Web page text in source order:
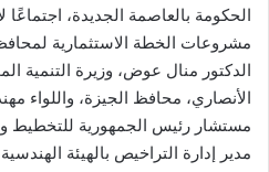
الحكومة بالعاصمة الجديدة،
مشروعات الخطة الاستثمارية
الدكتور منال عوض، وزيرة التنمية
الأنصاري، محافظ الجيزة،
مستشار رئيس الجمهورية للتخطيط
مدير إدارة التراخيص بالهيئة